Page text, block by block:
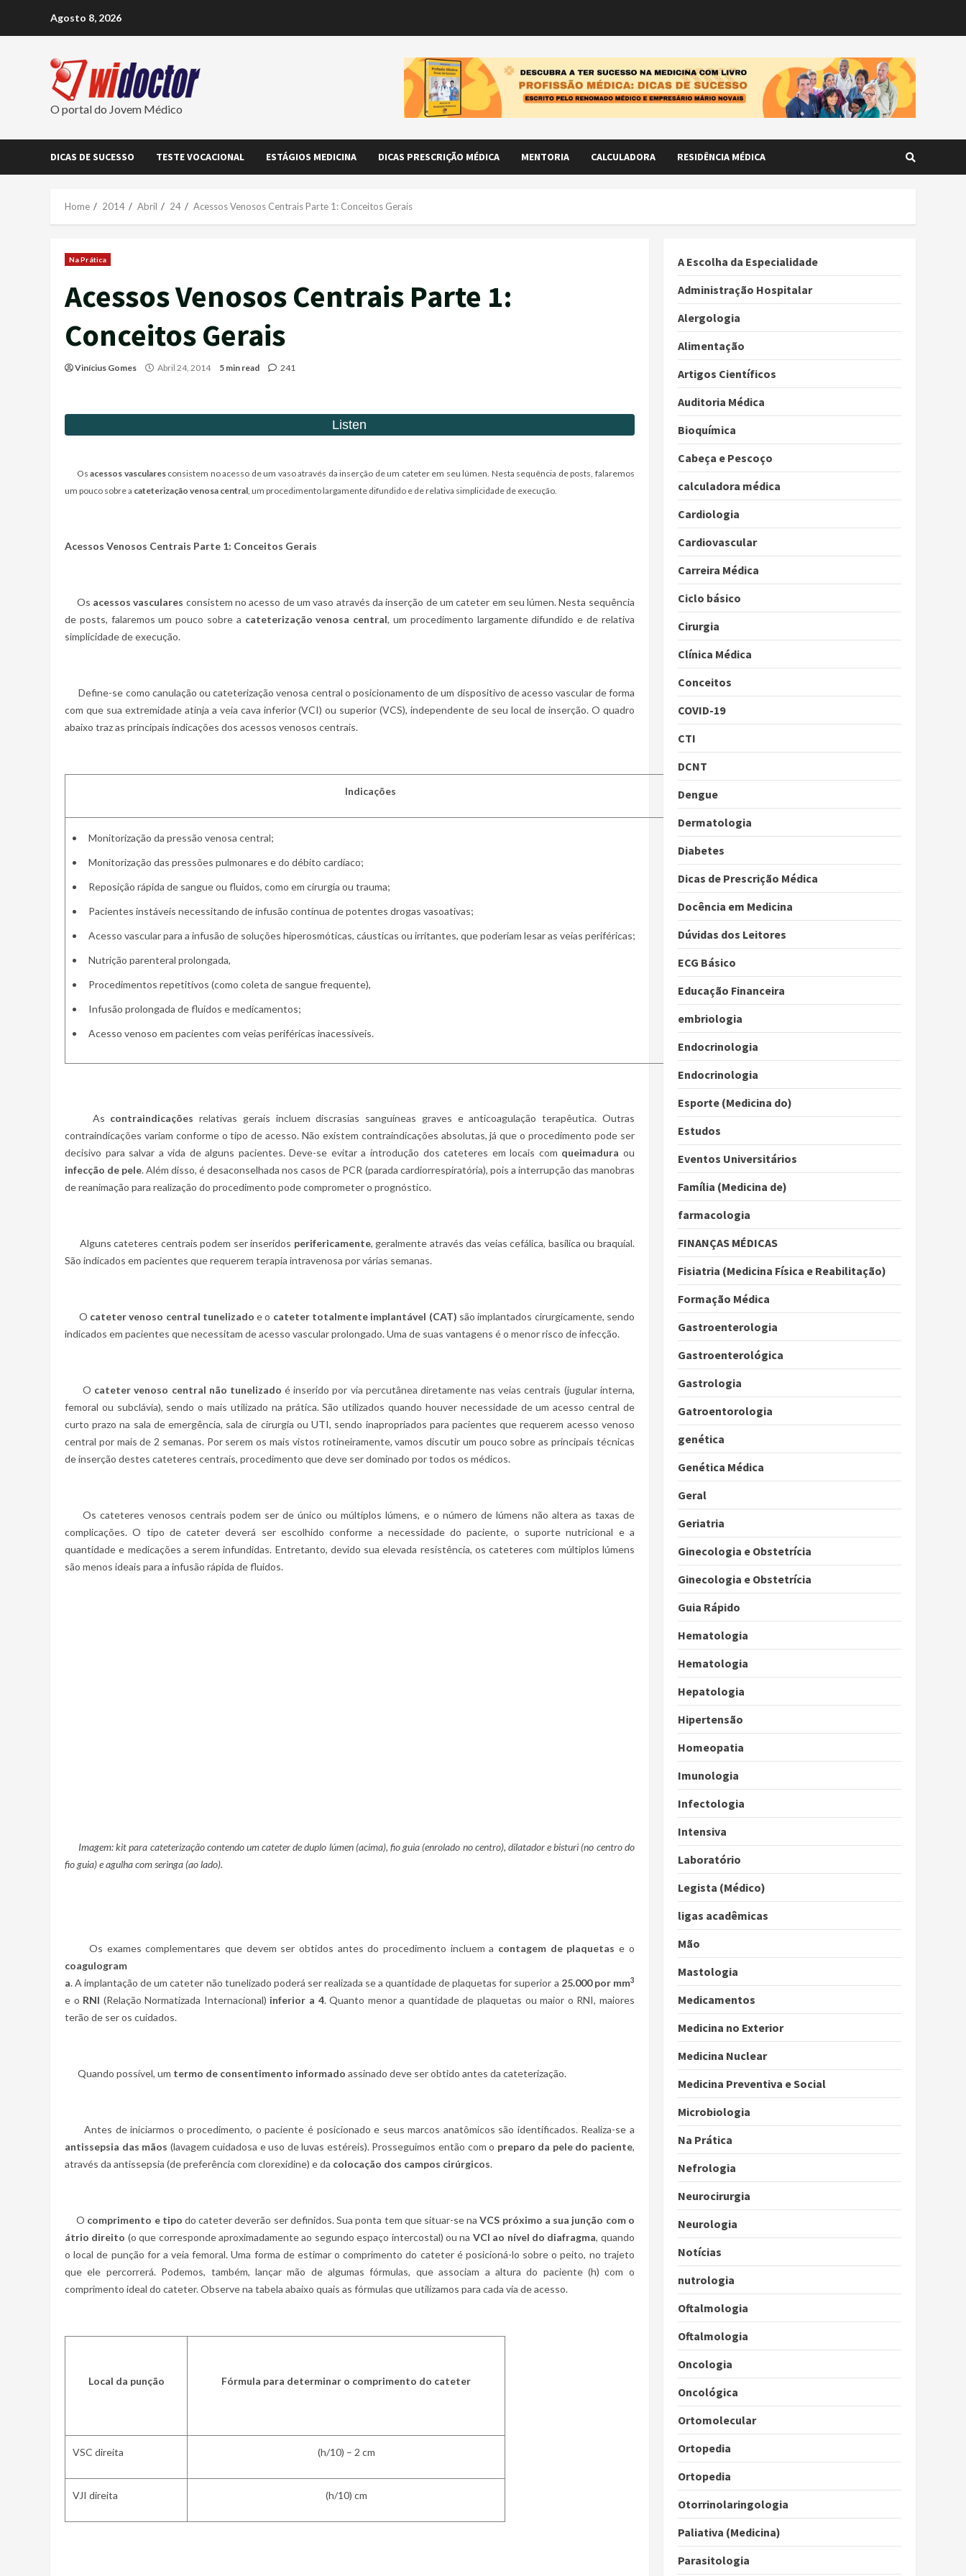
Agosto 8, 2026
O portal do Jovem Médico
DICAS DE SUCESSO TESTE VOCACIONAL ESTÁGIOS MEDICINA DICAS PRESCRIÇÃO MÉDICA MENTORIA CALCULADORA RESIDÊNCIA MÉDICA
Home 2014 Abril 24 Acessos Venosos Centrais Parte 1: Conceitos Gerais
Na Prática
Acessos Venosos Centrais Parte 1:
Conceitos Gerais
Vinícius Gomes Abril 24, 2014 5 min read 241
Osacessos vascularesconsistem no acesso de um vaso através da inserção de um cateter em seu lúmen. Nesta sequência de posts, falaremos
um pouco sobre a cateterização venosa central, um procedimento largamente difundido e de relativa simplicidade de execução.
Acessos Venosos Centrais Parte 1: Conceitos Gerais
Os acessos vasculares consistem no acesso de um vaso através da inserção de um cateter em seu lúmen. Nesta sequência
de posts, falaremos um pouco sobre a cateterização venosa central, um procedimento largamente difundido e de relativa
simplicidade de execução.
Define-se como canulação ou cateterização venosa central o posicionamento de um dispositivo de acesso vascular de forma
com que sua extremidade atinja a veia cava inferior (VCI) ou superior (VCS), independente de seu local de inserção. O quadro
abaixo traz as principais indicações dos acessos venosos centrais.
Indicações
Monitorização da pressão venosa central;
Monitorização das pressões pulmonares e do débito cardíaco;
Reposição rápida de sangue ou fluidos, como em cirurgia ou trauma;
Pacientes instáveis necessitando de infusão contínua de potentes drogas vasoativas;
Acesso vascular para a infusão de soluções hiperosmóticas, cáusticas ou irritantes, que poderiam lesar as veias periféricas;
Nutrição parenteral prolongada,
Procedimentos repetitivos (como coleta de sangue frequente),
Infusão prolongada de fluidos e medicamentos;
Acesso venoso em pacientes com veias periféricas inacessíveis.
As contraindicações relativas gerais incluem discrasias sanguíneas graves e anticoagulação terapêutica. Outras
contraindicações variam conforme o tipo de acesso. Não existem contraindicações absolutas, já que o procedimento pode ser
decisivo para salvar a vida de alguns pacientes. Deve-se evitar a introdução dos cateteres em locais com queimadura ou
infecção de pele. Além disso, é desaconselhada nos casos de PCR (parada cardiorrespiratória), pois a interrupção das manobras
de reanimação para realização do procedimento pode comprometer o prognóstico.
Alguns cateteres centrais podem ser inseridos perifericamente, geralmente através das veias cefálica, basílica ou braquial.
São indicados em pacientes que requerem terapia intravenosa por várias semanas.
O cateter venoso central tunelizado e o cateter totalmente implantável (CAT) são implantados cirurgicamente, sendo
indicados em pacientes que necessitam de acesso vascular prolongado. Uma de suas vantagens é o menor risco de infecção.
O cateter venoso central não tunelizado é inserido por via percutânea diretamente nas veias centrais (jugular interna,
femoral ou subclávia), sendo o mais utilizado na prática. São utilizados quando houver necessidade de um acesso central de
curto prazo na sala de emergência, sala de cirurgia ou UTI, sendo inapropriados para pacientes que requerem acesso venoso
central por mais de 2 semanas. Por serem os mais vistos rotineiramente, vamos discutir um pouco sobre as principais técnicas
de inserção destes cateteres centrais, procedimento que deve ser dominado por todos os médicos.
Os cateteres venosos centrais podem ser de único ou múltiplos lúmens, e o número de lúmens não altera as taxas de
complicações. O tipo de cateter deverá ser escolhido conforme a necessidade do paciente, o suporte nutricional e a
quantidade e medicações a serem infundidas. Entretanto, devido sua elevada resistência, os cateteres com múltiplos lúmens
são menos ideais para a infusão rápida de fluidos.
Imagem: kit para cateterização contendo um cateter de duplo lúmen (acima), fio guia (enrolado no centro), dilatador e bisturi (no centro do
fio guia) e agulha com seringa (ao lado).
Os exames complementares que devem ser obtidos antes do procedimento incluem a contagem de plaquetas e o
coagulogram
a. A implantação de um cateter não tunelizado poderá ser realizada se a quantidade de plaquetas for superior a 25.000 por mm3
e o RNI (Relação Normatizada Internacional) inferior a 4. Quanto menor a quantidade de plaquetas ou maior o RNI, maiores
terão de ser os cuidados.
Quando possível, um termo de consentimento informado assinado deve ser obtido antes da cateterização.
Antes de iniciarmos o procedimento, o paciente é posicionado e seus marcos anatômicos são identificados. Realiza-se a
antissepsia das mãos (lavagem cuidadosa e uso de luvas estéreis). Prosseguimos então com o preparo da pele do paciente,
através da antissepsia (de preferência com clorexidine) e da colocação dos campos cirúrgicos.
O comprimento e tipo do cateter deverão ser definidos. Sua ponta tem que situar-se naVCS próximo a sua junção com o
átrio direito (o que corresponde aproximadamente ao segundo espaço intercostal) ou na VCI ao nível do diafragma, quando
o local de punção for a veia femoral. Uma forma de estimar o comprimento do cateter é posicioná-lo sobre o peito, no trajeto
que ele percorrerá. Podemos, também, lançar mão de algumas fórmulas, que associam a altura do paciente (h) com o
comprimento ideal do cateter. Observe na tabela abaixo quais as fórmulas que utilizamos para cada via de acesso.
Local da punção Fórmula para determinar o comprimento do cateter
VSC direita (h/10) – 2 cm
VJI direita (h/10) cm
A Escolha da Especialidade
Administração Hospitalar
Alergologia
Alimentação
Artigos Científicos
Auditoria Médica
Bioquímica
Cabeça e Pescoço
calculadora médica
Cardiologia
Cardiovascular
Carreira Médica
Ciclo básico
Cirurgia
Clínica Médica
Conceitos
COVID-19
CTI
DCNT
Dengue
Dermatologia
Diabetes
Dicas de Prescrição Médica
Docência em Medicina
Dúvidas dos Leitores
ECG Básico
Educação Financeira
embriologia
Endocrinologia
Endocrinologia
Esporte (Medicina do)
Estudos
Eventos Universitários
Família (Medicina de)
farmacologia
FINANÇAS MÉDICAS
Fisiatria (Medicina Física e Reabilitação)
Formação Médica
Gastroenterologia
Gastroenterológica
Gastrologia
Gatroentorologia
genética
Genética Médica
Geral
Geriatria
Ginecologia e Obstetrícia
Ginecologia e Obstetrícia
Guia Rápido
Hematologia
Hematologia
Hepatologia
Hipertensão
Homeopatia
Imunologia
Infectologia
Intensiva
Laboratório
Legista (Médico)
ligas acadêmicas
Mão
Mastologia
Medicamentos
Medicina no Exterior
Medicina Nuclear
Medicina Preventiva e Social
Microbiologia
Na Prática
Nefrologia
Neurocirurgia
Neurologia
Notícias
nutrologia
Oftalmologia
Oftalmologia
Oncologia
Oncológica
Ortomolecular
Ortopedia
Ortopedia
Otorrinolaringologia
Paliativa (Medicina)
Parasitologia